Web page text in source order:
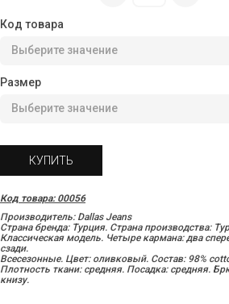
Код товара
Размер
КУПИТЬ
Код товара: 00056
Производитель: Dallas Jeans
Страна бренда: Турция. Страна производства:
Классическая модель. Четыре кармана: два
сзади.
Всесезонные. Цвет: оливковый. Состав: 98%
Плотность ткани: средняя. Посадка: средняя.
книзу.